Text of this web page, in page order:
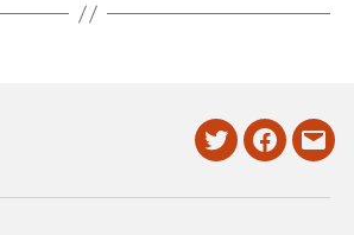
twitterfacebook